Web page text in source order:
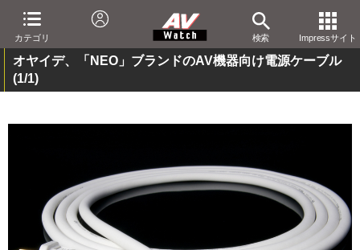
カテゴリ 検索 Impressサイト
オヤイデ、「NEO」ブランドのAV機器向け電源ケーブル
(1/1)